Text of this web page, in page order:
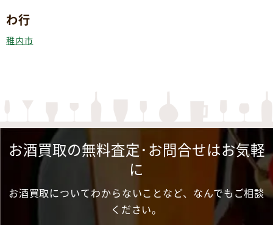
わ行
稚内市
お酒買取の無料査定･お問合せはお気軽
に
お酒買取についてわからないことなど、なんでもご相談
ください。